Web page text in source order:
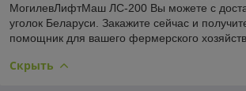
МогилевЛифтМаш ЛС-200 Вы можете с
уголок Беларуси. Закажите сейчас и
помощник для вашего фермерского
Скрыть